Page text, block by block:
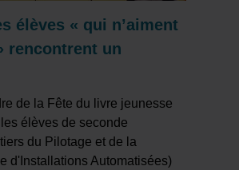
élèves « qui n’aiment
rencontrent un
de la Fête du livre jeunesse
les élèves de seconde
du Pilotage et de la
d'Installations Automatisées)